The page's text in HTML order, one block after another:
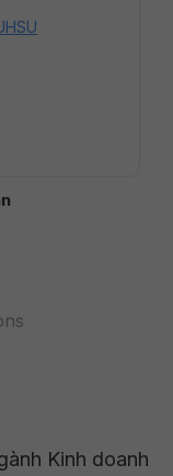
Kinh doanh